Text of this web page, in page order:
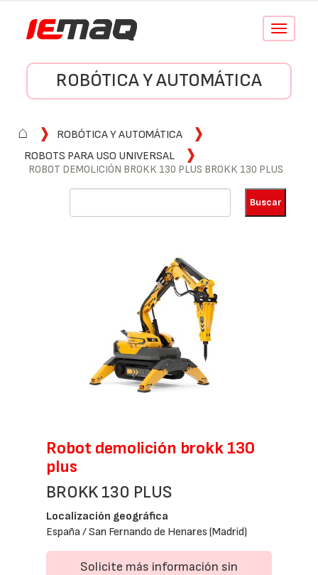
Conmutar
ROBÓTICA Y AUTOMÁTICA
⌂
ROBÓTICA Y AUTOMÁTICA
ROBOTS PARA USO UNIVERSAL
ROBOT DEMOLICIÓN BROKK 130 PLUS BROKK 130 PLUS
Robot demolición brokk 130
plus
BROKK 130 PLUS
Localización geográfica
España / San Fernando de Henares (Madrid)
Solicite más información sin